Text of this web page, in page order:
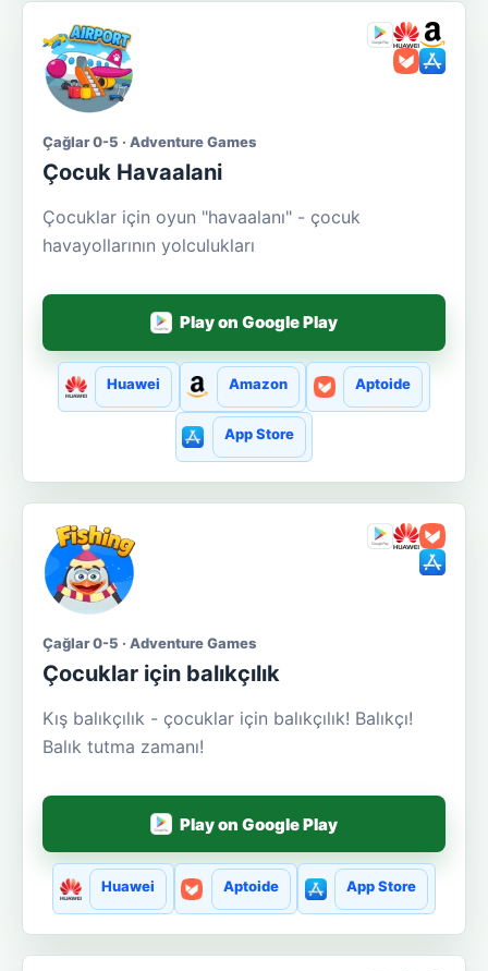
Çağlar 0-5 · Adventure Games
Çocuk Havaalani
Çocuklar için oyun "havaalanı" - çocuk
havayollarının yolculukları
Play on Google Play
Huawei Amazon Aptoide
App Store
Çağlar 0-5 · Adventure Games
Çocuklar için balıkçılık
Kış balıkçılık - çocuklar için balıkçılık! Balıkçı!
Balık tutma zamanı!
Play on Google Play
Huawei Aptoide App Store